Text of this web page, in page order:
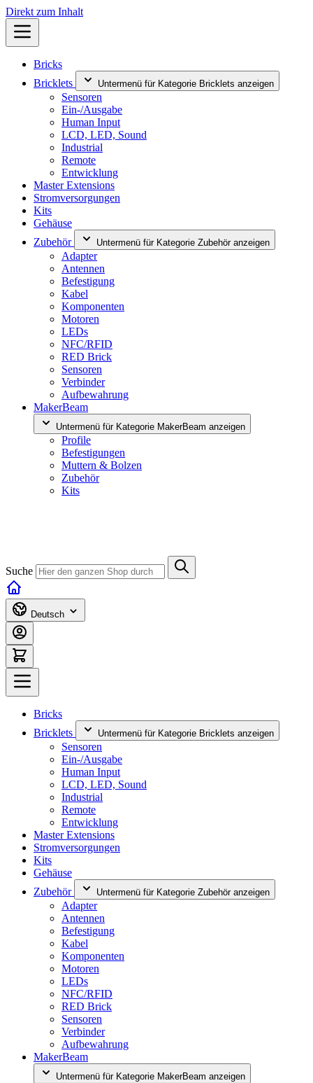
Direkt zum Inhalt
Bricks
Bricklets
Untermenü für Kategorie Bricklets anzeigen
Sensoren
Ein-/Ausgabe
Human Input
LCD, LED, Sound
Industrial
Remote
Entwicklung
Master Extensions
Stromversorgungen
Kits
Gehäuse
Zubehör
Untermenü für Kategorie Zubehör anzeigen
Adapter
Antennen
Befestigung
Kabel
Komponenten
Motoren
LEDs
NFC/RFID
RED Brick
Sensoren
Verbinder
Aufbewahrung
MakerBeam
Untermenü für Kategorie MakerBeam anzeigen
Profile
Befestigungen
Muttern & Bolzen
Zubehör
Kits
Suche
Deutsch
Bricks
Bricklets
Untermenü für Kategorie Bricklets anzeigen
Sensoren
Ein-/Ausgabe
Human Input
LCD, LED, Sound
Industrial
Remote
Entwicklung
Master Extensions
Stromversorgungen
Kits
Gehäuse
Zubehör
Untermenü für Kategorie Zubehör anzeigen
Adapter
Antennen
Befestigung
Kabel
Komponenten
Motoren
LEDs
NFC/RFID
RED Brick
Sensoren
Verbinder
Aufbewahrung
MakerBeam
Untermenü für Kategorie MakerBeam anzeigen